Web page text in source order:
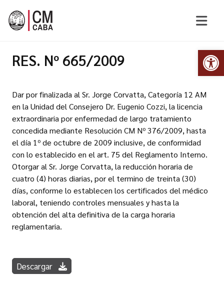
RES. Nº 665/2009
Dar por finalizada al Sr. Jorge Corvatta, Categoría 12 AM
en la Unidad del Consejero Dr. Eugenio Cozzi, la licencia
extraordinaria por enfermedad de largo tratamiento
concedida mediante Resolución CM Nº 376/2009, hasta
el día 1º de octubre de 2009 inclusive, de conformidad
con lo establecido en el art. 75 del Reglamento Interno.
Otorgar al Sr. Jorge Corvatta, la reducción horaria de
cuatro (4) horas diarias, por el termino de treinta (30)
días, conforme lo establecen los certificados del médico
laboral, teniendo controles mensuales y hasta la
obtención del alta definitiva de la carga horaria
reglamentaria.
Descargar